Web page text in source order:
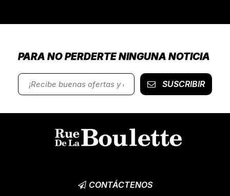
PARA NO PERDERTE NINGUNA NOTICIA
SUSCRIBIR
CONTÁCTENOS